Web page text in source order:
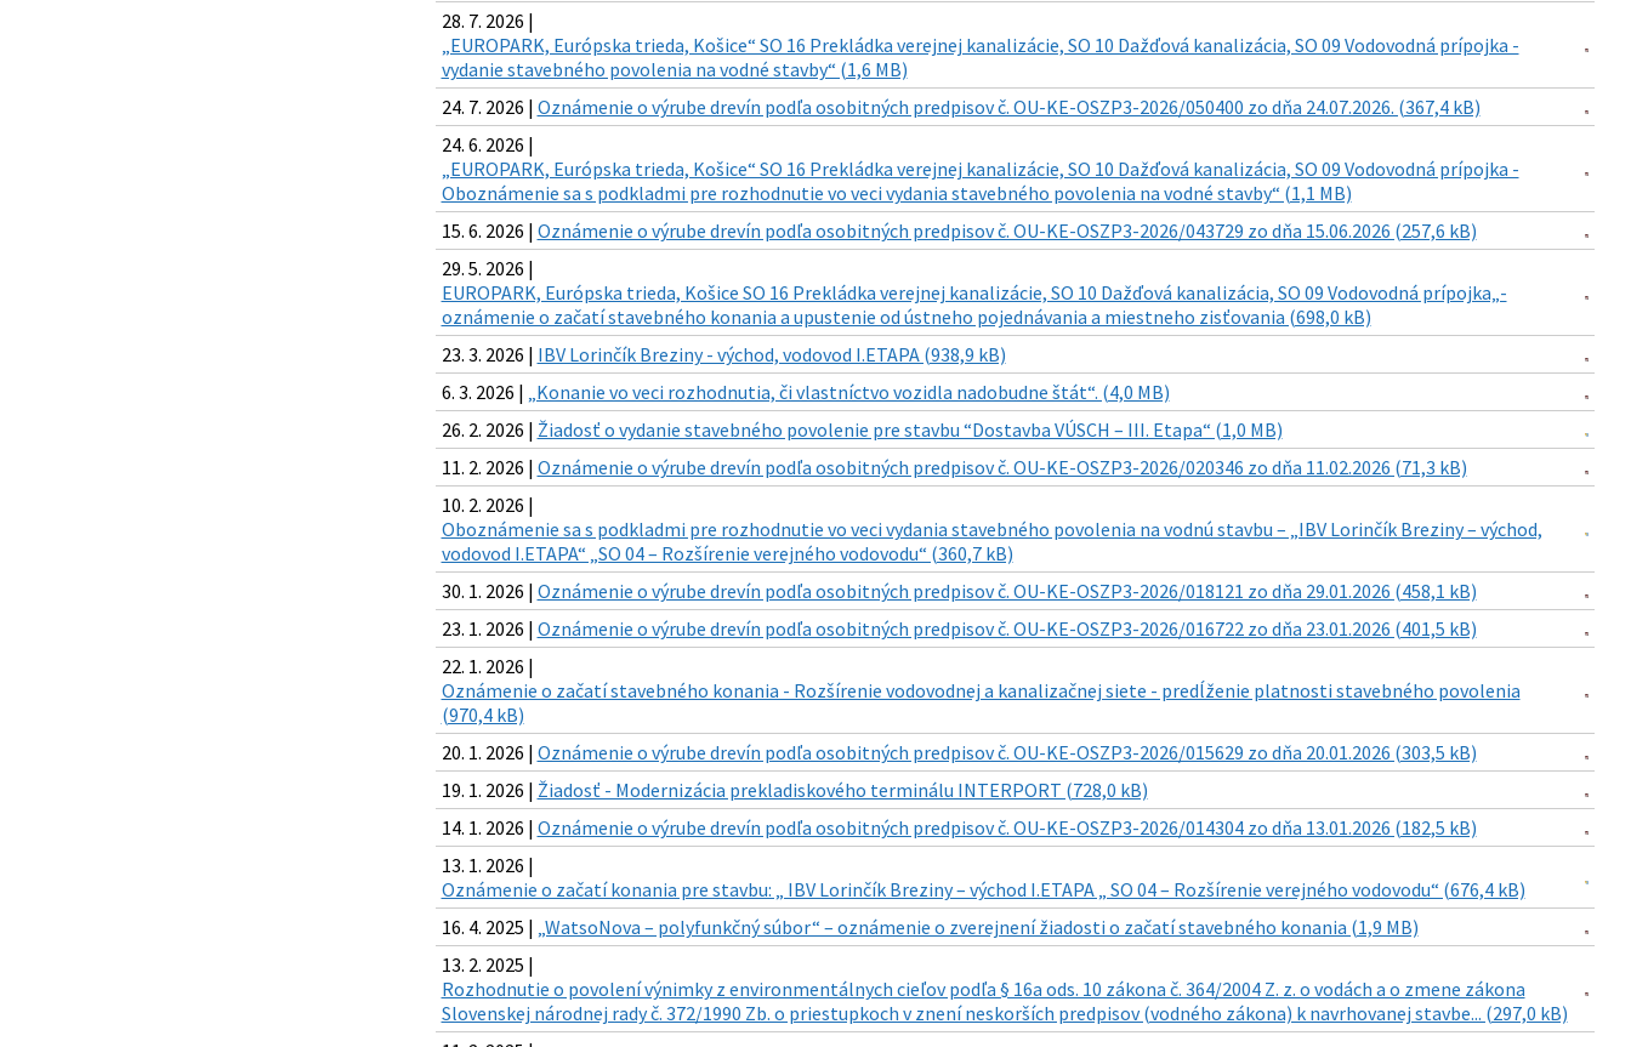
28. 7. 2026 |
„EUROPARK, Európska trieda, Košice“ SO 16 Prekládka verejnej kanalizácie, SO 10 Dažďová kanalizácia, SO 09 Vodovodná prípojka -
vydanie stavebného povolenia na vodné stavby“ (1,6 MB)
24. 7. 2026 | Oznámenie o výrube drevín podľa osobitných predpisov č. OU-KE-OSZP3-2026/050400 zo dňa 24.07.2026. (367,4 kB)
24. 6. 2026 |
„EUROPARK, Európska trieda, Košice“ SO 16 Prekládka verejnej kanalizácie, SO 10 Dažďová kanalizácia, SO 09 Vodovodná prípojka -
Oboznámenie sa s podkladmi pre rozhodnutie vo veci vydania stavebného povolenia na vodné stavby“ (1,1 MB)
15. 6. 2026 | Oznámenie o výrube drevín podľa osobitných predpisov č. OU-KE-OSZP3-2026/043729 zo dňa 15.06.2026 (257,6 kB)
29. 5. 2026 |
EUROPARK, Európska trieda, Košice SO 16 Prekládka verejnej kanalizácie, SO 10 Dažďová kanalizácia, SO 09 Vodovodná prípojka„-
oznámenie o začatí stavebného konania a upustenie od ústneho pojednávania a miestneho zisťovania (698,0 kB)
23. 3. 2026 | IBV Lorinčík Breziny - východ, vodovod I.ETAPA (938,9 kB)
6. 3. 2026 | „Konanie vo veci rozhodnutia, či vlastníctvo vozidla nadobudne štát“. (4,0 MB)
26. 2. 2026 | Žiadosť o vydanie stavebného povolenie pre stavbu “Dostavba VÚSCH – III. Etapa“ (1,0 MB)
11. 2. 2026 | Oznámenie o výrube drevín podľa osobitných predpisov č. OU-KE-OSZP3-2026/020346 zo dňa 11.02.2026 (71,3 kB)
10. 2. 2026 |
Oboznámenie sa s podkladmi pre rozhodnutie vo veci vydania stavebného povolenia na vodnú stavbu – „IBV Lorinčík Breziny – východ,
vodovod I.ETAPA“ „SO 04 – Rozšírenie verejného vodovodu“ (360,7 kB)
30. 1. 2026 | Oznámenie o výrube drevín podľa osobitných predpisov č. OU-KE-OSZP3-2026/018121 zo dňa 29.01.2026 (458,1 kB)
23. 1. 2026 | Oznámenie o výrube drevín podľa osobitných predpisov č. OU-KE-OSZP3-2026/016722 zo dňa 23.01.2026 (401,5 kB)
22. 1. 2026 |
Oznámenie o začatí stavebného konania - Rozšírenie vodovodnej a kanalizačnej siete - predĺženie platnosti stavebného povolenia
(970,4 kB)
20. 1. 2026 | Oznámenie o výrube drevín podľa osobitných predpisov č. OU-KE-OSZP3-2026/015629 zo dňa 20.01.2026 (303,5 kB)
19. 1. 2026 | Žiadosť - Modernizácia prekladiskového terminálu INTERPORT (728,0 kB)
14. 1. 2026 | Oznámenie o výrube drevín podľa osobitných predpisov č. OU-KE-OSZP3-2026/014304 zo dňa 13.01.2026 (182,5 kB)
13. 1. 2026 |
Oznámenie o začatí konania pre stavbu: „ IBV Lorinčík Breziny – východ I.ETAPA „ SO 04 – Rozšírenie verejného vodovodu“ (676,4 kB)
16. 4. 2025 | „WatsoNova – polyfunkčný súbor“ – oznámenie o zverejnení žiadosti o začatí stavebného konania (1,9 MB)
13. 2. 2025 |
Rozhodnutie o povolení výnimky z environmentálnych cieľov podľa § 16a ods. 10 zákona č. 364/2004 Z. z. o vodách a o zmene zákona
Slovenskej národnej rady č. 372/1990 Zb. o priestupkoch v znení neskorších predpisov (vodného zákona) k navrhovanej stavbe... (297,0 kB)